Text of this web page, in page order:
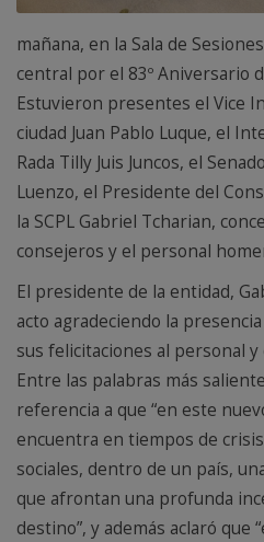
mañana, en la Sala de
central por el 83º Aniversario
Estuvieron presentes el Vice
ciudad Juan Pablo Luque, el
Rada Tilly Juis Juncos, el
Luenzo, el Presidente del
la SCPL Gabriel Tcharian,
consejeros y el personal
El presidente de la entidad,
acto agradeciendo la
sus felicitaciones al personal
Entre las palabras más
referencia a que “en este
encuentra en tiempos de
sociales, dentro de un país,
que afrontan una profunda
destino”, y además aclaró que